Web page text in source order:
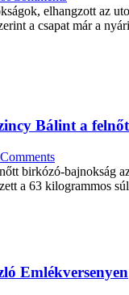
elhangzott az
a csapat már a
Bálint a
Comments
birkózó-bajnokság
a 63 kilogrammos
Emlékversenyen